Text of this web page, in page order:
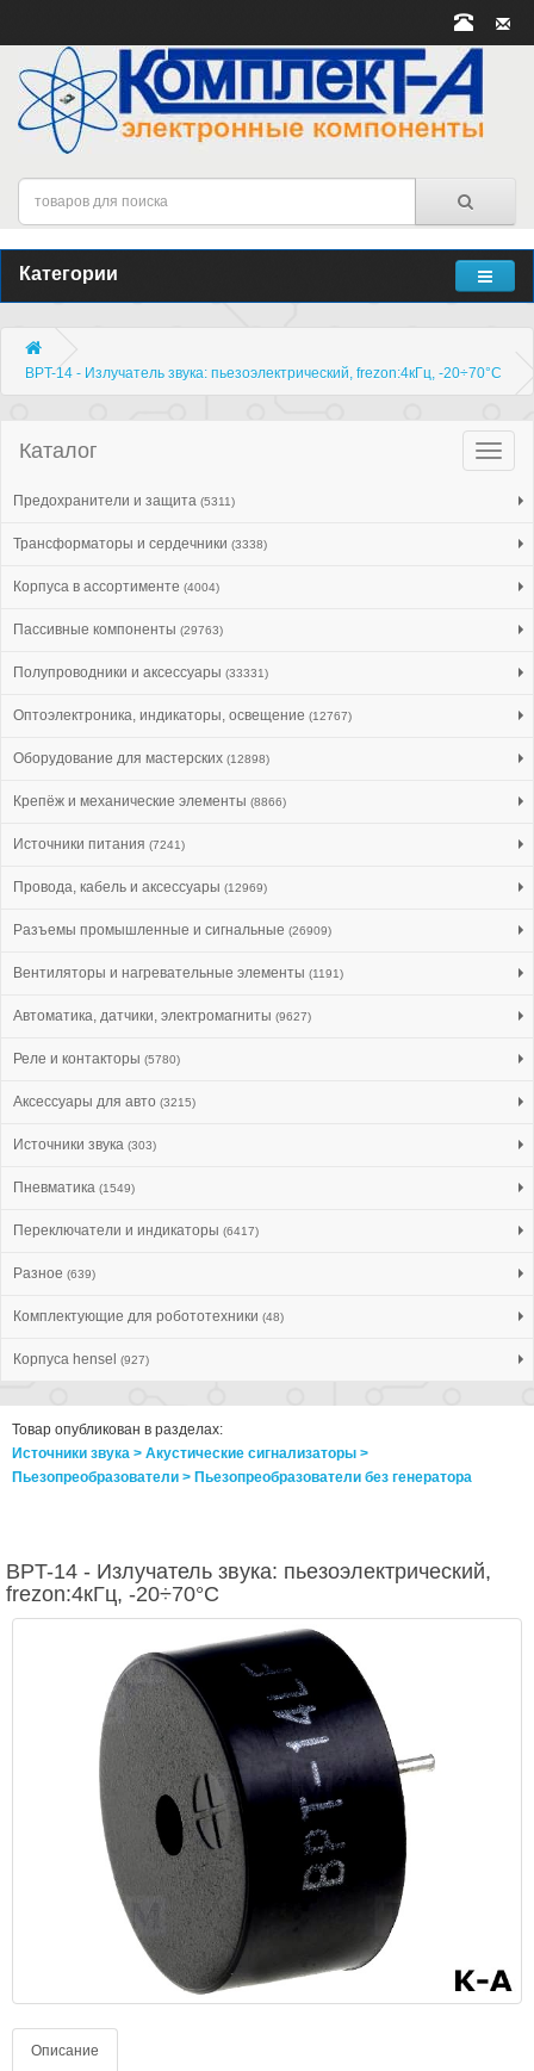
Категории
BPT-14 - Излучатель звука: пьезоэлектрический, frezon:4кГц, -20÷70°C
Каталог
Предохранители и защита (5311)
Трансформаторы и сердечники (3338)
Корпуса в ассортименте (4004)
Пассивные компоненты (29763)
Полупроводники и аксессуары (33331)
Оптоэлектроника, индикаторы, освещение (12767)
Оборудование для мастерских (12898)
Крепёж и механические элементы (8866)
Источники питания (7241)
Провода, кабель и аксессуары (12969)
Разъемы промышленные и сигнальные (26909)
Вентиляторы и нагревательные элементы (1191)
Автоматика, датчики, электромагниты (9627)
Реле и контакторы (5780)
Аксессуары для авто (3215)
Источники звука (303)
Пневматика (1549)
Переключатели и индикаторы (6417)
Разное (639)
Комплектующие для робототехники (48)
Корпуса hensel (927)
Товар опубликован в разделах:
Источники звука > Акустические сигнализаторы >
Пьезопреобразователи > Пьезопреобразователи без генератора
BPT-14 - Излучатель звука: пьезоэлектрический,
frezon:4кГц, -20÷70°C
Описание